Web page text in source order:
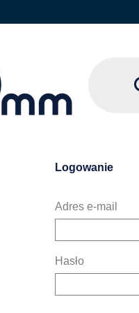
Logowanie
Adres e-mail
Hasło